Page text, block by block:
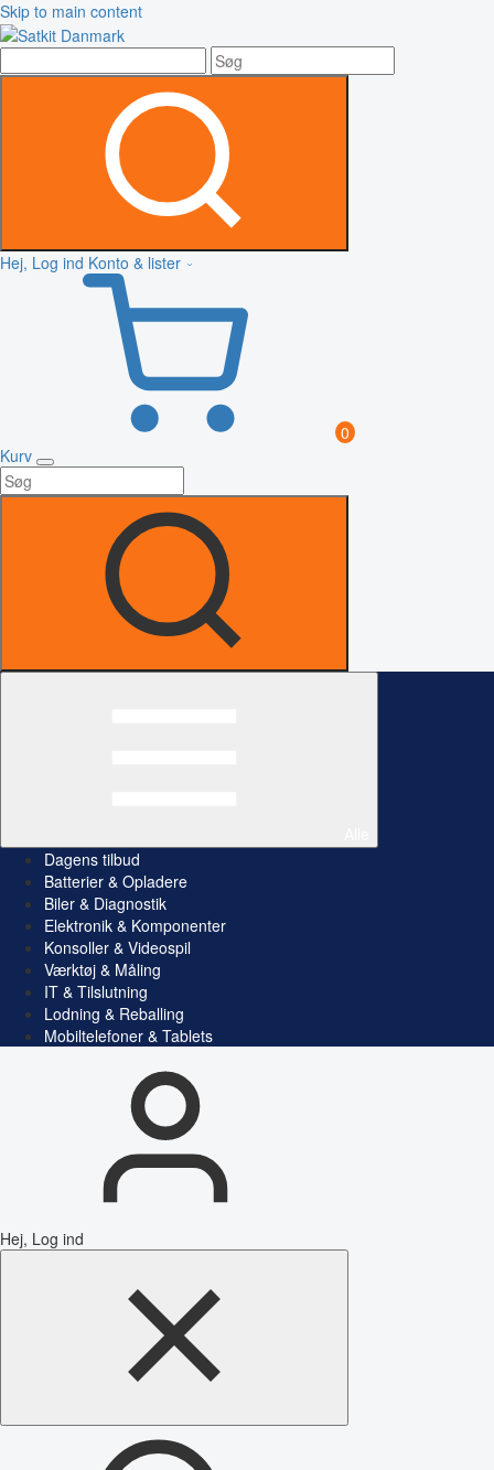
Skip to main content
Hej, Log ind Konto & lister
0
Kurv
Dagens tilbud
Batterier & Opladere
Biler & Diagnostik
Elektronik & Komponenter
Konsoller & Videospil
Værktøj & Måling
IT & Tilslutning
Lodning & Reballing
Mobiltelefoner & Tablets
Hej, Log ind